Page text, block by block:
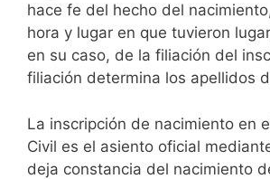
hace fe del hecho del
hora y lugar en que tuvieron
en su caso, de la filiación del
filiación determina los apellidos
La inscripción de nacimiento en
Civil es el asiento oficial
deja constancia del nacimiento